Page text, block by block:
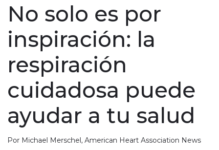
No solo es por
inspiración: la
respiración
cuidadosa puede
ayudar a tu salud
Por Michael Merschel, American Heart Association News